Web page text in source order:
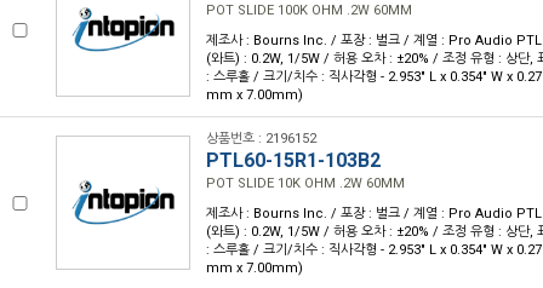
POT SLIDE 100K OHM .2W 60MM
제조사 : Bourns Inc. / 포장 : 벌크 / 계열 : Pro Audio
(와트) : 0.2W, 1/5W / 허용 오차 : ±20% / 조정 유형 : 상단,
: 스루홀 / 크기/치수 : 직사각형 - 2.953" L x 0.354" W x
mm x 7.00mm)
상품번호 : 2196152
PTL60-15R1-103B2
POT SLIDE 10K OHM .2W 60MM
제조사 : Bourns Inc. / 포장 : 벌크 / 계열 : Pro Audio
(와트) : 0.2W, 1/5W / 허용 오차 : ±20% / 조정 유형 : 상단,
: 스루홀 / 크기/치수 : 직사각형 - 2.953" L x 0.354" W x
mm x 7.00mm)